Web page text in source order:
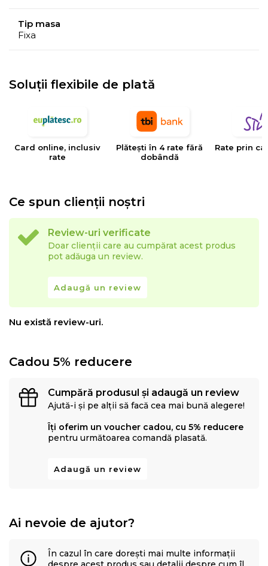
Tip masa
Fixa
Soluții flexibile de plată
Card online, inclusiv
rate
Plătești în 4 rate fără
dobândă
Rate prin
Ce spun clienții noștri
Review-uri verificate
Doar clienții care au cumpărat acest produs
pot adăuga un review.
Adaugă un review
Nu există review-uri.
Cadou 5% reducere
Cumpără produsul și adaugă un review
Ajută-i și pe alții să facă cea mai bună alegere!
Îți oferim un voucher cadou, cu 5% reducere
pentru următoarea comandă plasată.
Adaugă un review
Ai nevoie de ajutor?
În cazul în care dorești mai multe informații